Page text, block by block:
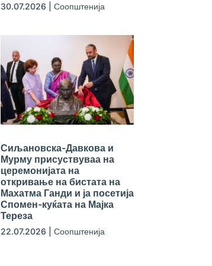
30.07.2026 Соопштенија
Сиљановска-Давкова и
Мурму присуствуваа на
церемонијата на
откривање на бистата на
Махатма Ганди и ја посетија
Спомен-куќата на Мајка
Тереза
22.07.2026 Соопштенија